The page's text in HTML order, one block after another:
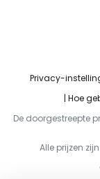
Privacy-
Hoe
De doorgestreepte
Alle prijzen